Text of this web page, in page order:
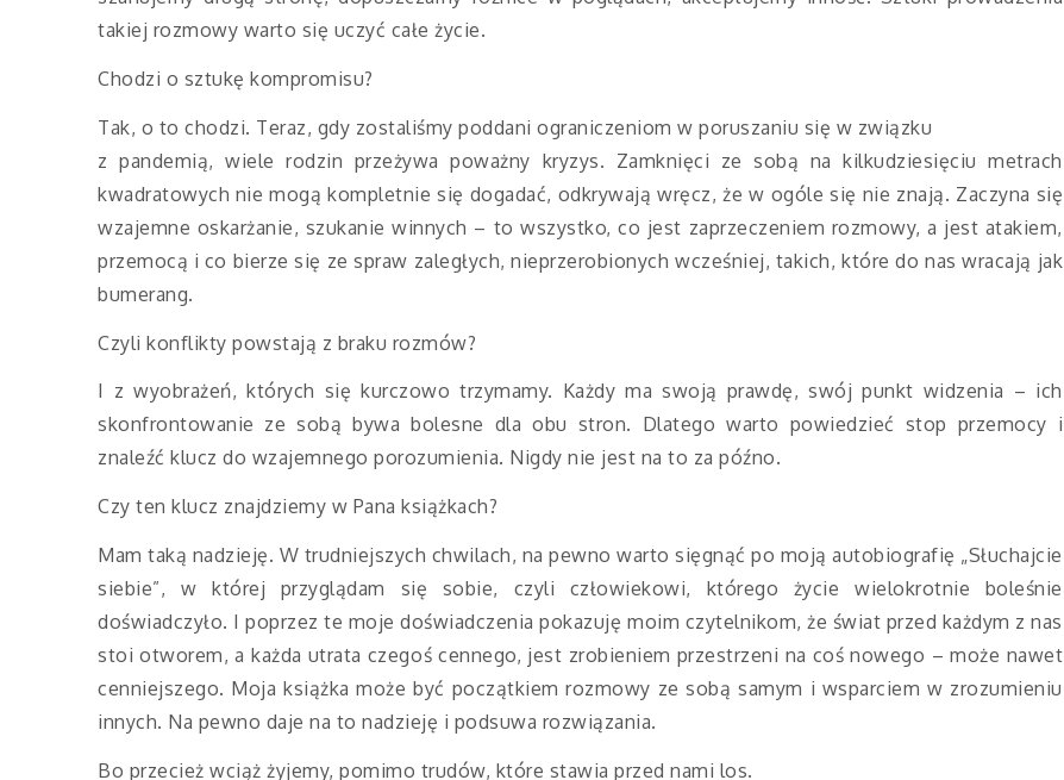
takiej rozmowy warto się uczyć całe życie.
Chodzi o sztukę kompromisu?
Tak, o to chodzi. Teraz, gdy zostaliśmy poddani ograniczeniom w poruszaniu się w związku
z pandemią, wiele rodzin przeżywa poważny kryzys. Zamknięci ze sobą na kilkudziesięciu metrach
kwadratowych nie mogą kompletnie się dogadać, odkrywają wręcz, że w ogóle się nie znają. Zaczyna się
wzajemne oskarżanie, szukanie winnych – to wszystko, co jest zaprzeczeniem rozmowy, a jest atakiem,
przemocą i co bierze się ze spraw zaległych, nieprzerobionych wcześniej, takich, które do nas wracają jak
bumerang.
Czyli konflikty powstają z braku rozmów?
I z wyobrażeń, których się kurczowo trzymamy. Każdy ma swoją prawdę, swój punkt widzenia – ich
skonfrontowanie ze sobą bywa bolesne dla obu stron. Dlatego warto powiedzieć stop przemocy i
znaleźć klucz do wzajemnego porozumienia. Nigdy nie jest na to za późno.
Czy ten klucz znajdziemy w Pana książkach?
Mam taką nadzieję. W trudniejszych chwilach, na pewno warto sięgnąć po moją autobiografię „Słuchajcie
siebie”, w której przyglądam się sobie, czyli człowiekowi, którego życie wielokrotnie boleśnie
doświadczyło. I poprzez te moje doświadczenia pokazuję moim czytelnikom, że świat przed każdym z nas
stoi otworem, a każda utrata czegoś cennego, jest zrobieniem przestrzeni na coś nowego – może nawet
cenniejszego. Moja książka może być początkiem rozmowy ze sobą samym i wsparciem w zrozumieniu
innych. Na pewno daje na to nadzieję i podsuwa rozwiązania.
Bo przecież wciąż żyjemy, pomimo trudów, które stawia przed nami los.